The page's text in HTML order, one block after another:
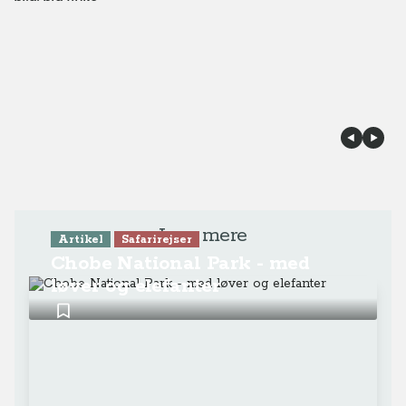
Læs mere
Artikel Safarirejser
løver og elefanter